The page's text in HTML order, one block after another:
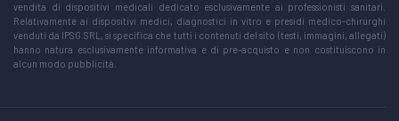
vendita di dispositivi medicali dedicato esclusivamente ai professionisti sanitari.
Relativamente ai dispositivi medici, diagnostici in vitro e presidi medico-chirurghi
venduti da IPSG SRL, si specifica che tutti i contenuti del sito (testi, immagini, allegati)
hanno natura esclusivamente informativa e di pre-acquisto e non costituiscono in
alcun modo pubblicità.